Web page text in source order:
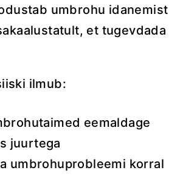
umbrohu idanemist
et tugevdada
ilmub:
eemaldage
juurtega
umbrohuprobleemi korral